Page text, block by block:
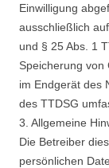
Einwilligung
ausschließlich
und § 25 Abs. 1
Speicherung von
im Endgerät des
des TTDSG
3. Allgemeine
Die Betreiber
persönlichen